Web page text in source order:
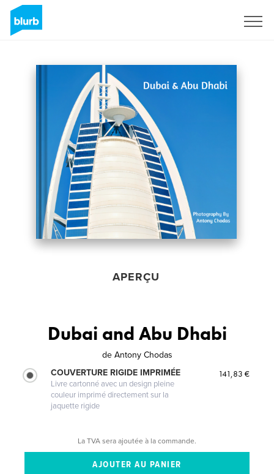
APERÇU
Dubai and Abu Dhabi
de Antony Chodas
COUVERTURE RIGIDE IMPRIMÉE
Livre cartonné avec un design pleine
couleur imprimé directement sur la
jaquette rigide
141,83 €
La TVA sera ajoutée à la commande.